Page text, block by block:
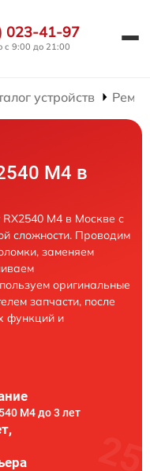
023-41-97
с 9:00 до 21:00
устройств
M4 в
M4 в Москве с
сложности. Проводим
заменяем
оригинальные
запчасти, после
функций и
M4 до 3 лет